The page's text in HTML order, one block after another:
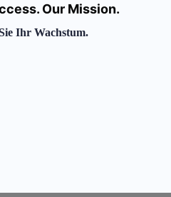
Our Mission.
Ihr Wachstum.